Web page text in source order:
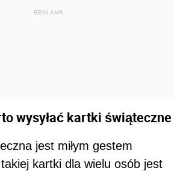
REKLAMA
wysyłać kartki świąteczne
jest miłym gestem
kartki dla wielu osób jest